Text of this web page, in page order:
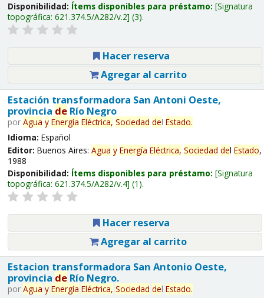
Disponibilidad: Ítems disponibles para préstamo: Signatura
topográfica: 621.374.5/A282/v.2 (3).
Hacer reserva
Agregar al carrito
Estación transformadora San Antoni Oeste,
provincia deRío Negro
por Agua y Energía Eléctrica, Sociedad del Estado.
Idioma: Español
Editor: Buenos Aires: Agua y Energía Eléctrica, Sociedad del Estado,
1988
Disponibilidad: Ítems disponibles para préstamo: Signatura
topográfica: 621.374.5/A282/v.4 (1).
Hacer reserva
Agregar al carrito
Estacion transformadora San Antonio Oeste,
provincia deRío Negro.
por Agua y Energía Eléctrica, Sociedad del Estado.